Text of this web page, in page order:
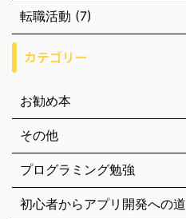
転職活動 (7)
カテゴリー
お勧め本
その他
プログラミング勉強
初心者からアプリ開発への道